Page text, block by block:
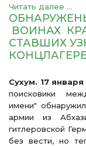
Читать далее ...
ВОИНАХ
СТАВШИХ
Сухум. 17
поисковики
имени"
армии из
гитлеровской
без вести, но